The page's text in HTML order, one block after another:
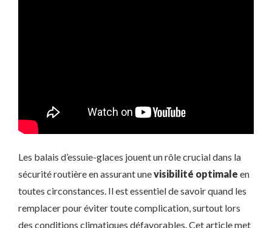
Les balais d’essuie-glaces jouent un rôle crucial dans la
sécurité routière en assurant unevisibilité optimale en
toutes circonstances. Il est essentiel de savoir quand les
remplacer pour éviter toute complication, surtout lors
des conditions climatiques défavorables. Cet article met